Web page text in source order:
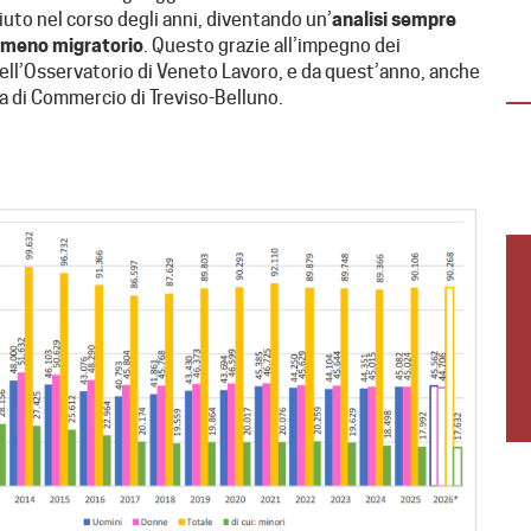
nel corso degli anni, diventando un’analisi sempre
migratorio. Questo grazie all’impegno dei
di Veneto Lavoro, e da quest’anno, anche
di Commercio di Treviso-Belluno.
“DALLA TUA PARTE”
“Dalla tua parte”, evento aperto ai giovani
(18-30 anni) per vivere un’esperienza
immersiva di 3 giorni in Casa della Carità,…